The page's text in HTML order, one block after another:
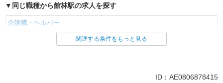
同じ職種から館林駅の求人を探す
介護職・ヘルパー
同じ雇用形態から館林駅の求人を探す
関連する条件をもっと見る
ID：AE0806878415